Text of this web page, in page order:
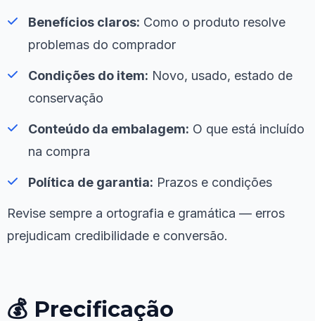
Benefícios claros: Como o produto resolve
problemas do comprador
Condições do item: Novo, usado, estado de
conservação
Conteúdo da embalagem: O que está incluído
na compra
Política de garantia: Prazos e condições
Revise sempre a ortografia e gramática — erros
prejudicam credibilidade e conversão.
💰 Precificação